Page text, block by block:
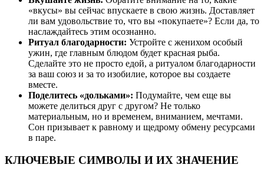
«вкусы» вы сейчас впускаете в свою жизнь. Доставляет
ли вам удовольствие то, что вы «покупаете»? Если да, то
наслаждайтесь этим осознанно.
Ритуал благодарности: Устройте с женихом особый
ужин, где главным блюдом будет красная рыба.
Сделайте это не просто едой, а ритуалом благодарности
за ваш союз и за то изобилие, которое вы создаете
вместе.
Поделитесь «дольками»: Подумайте, чем еще вы
можете делиться друг с другом? Не только
материальным, но и временем, вниманием, мечтами.
Сон призывает к равному и щедрому обмену ресурсами
в паре.
КЛЮЧЕВЫЕ СИМВОЛЫ И ИХ ЗНАЧЕНИЕ